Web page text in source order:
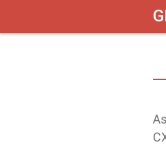
google-site-verification: